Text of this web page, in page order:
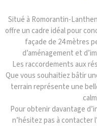
Situé à Romorantin-
offre un cadre idéal pour
façade de 24 mètres
d’aménagement et
Les raccordements aux
Que vous souhaitiez bâtir
terrain représente une
Pour obtenir davantage
n’hésitez pas à contacter